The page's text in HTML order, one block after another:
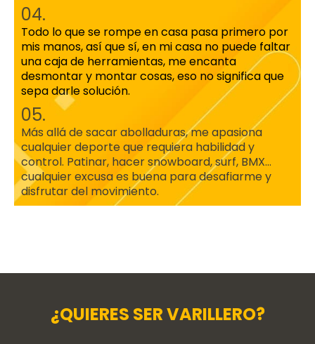
04.
Todo lo que se rompe en casa pasa primero por
mis manos, así que sí, en mi casa no puede faltar
una caja de herramientas, me encanta
desmontar y montar cosas, eso no significa que
sepa darle solución.
05.
Más allá de sacar abolladuras, me apasiona
cualquier deporte que requiera habilidad y
control. Patinar, hacer snowboard, surf, BMX…
cualquier excusa es buena para desafiarme y
disfrutar del movimiento.
¿QUIERES SER VARILLERO?